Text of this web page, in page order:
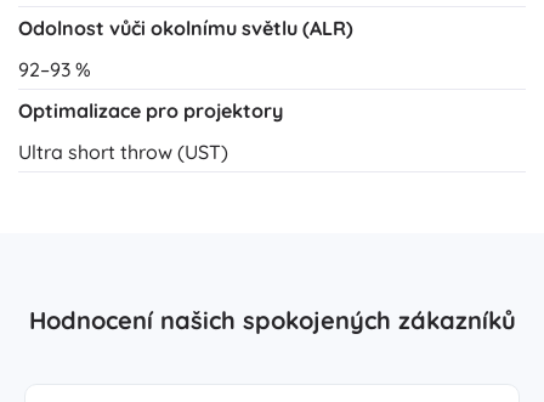
Odolnost vůči okolnímu světlu (ALR)
92–93 %
Optimalizace pro projektory
Ultra short throw (UST)
Hodnocení našich spokojených zákazníků